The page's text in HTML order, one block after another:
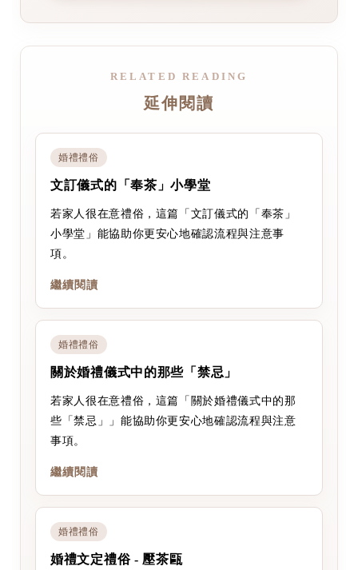
RELATED READING
延伸閱讀
婚禮禮俗
文訂儀式的「奉茶」小學堂
若家人很在意禮俗，這篇「文訂儀式的「奉茶」
小學堂」能協助你更安心地確認流程與注意事
項。
繼續閱讀
婚禮禮俗
關於婚禮儀式中的那些「禁忌」
若家人很在意禮俗，這篇「關於婚禮儀式中的那
些「禁忌」」能協助你更安心地確認流程與注意
事項。
繼續閱讀
婚禮禮俗
婚禮文定禮俗 - 壓茶甌